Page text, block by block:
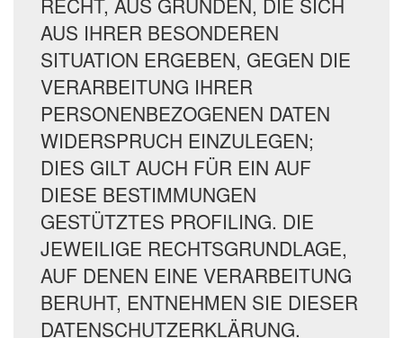
RECHT, AUS GRÜNDEN, DIE SICH
AUS IHRER BESONDEREN
SITUATION ERGEBEN, GEGEN DIE
VERARBEITUNG IHRER
PERSONENBEZOGENEN DATEN
WIDERSPRUCH EINZULEGEN;
DIES GILT AUCH FÜR EIN AUF
DIESE BESTIMMUNGEN
GESTÜTZTES PROFILING. DIE
JEWEILIGE RECHTSGRUNDLAGE,
AUF DENEN EINE VERARBEITUNG
BERUHT, ENTNEHMEN SIE DIESER
DATENSCHUTZERKLÄRUNG.